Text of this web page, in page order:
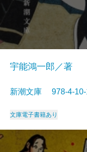
宇能鴻一郎／著
新潮文庫 978-4-
文庫電子書籍あり